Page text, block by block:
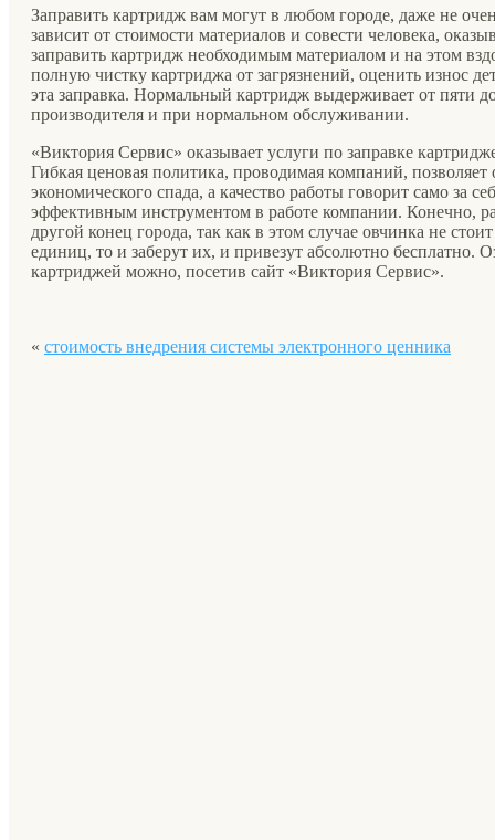
Заправить картридж вам могут в любом городе, даже не
зависит от стоимости материалов и совести человека,
заправить картридж необходимым материалом и на этом
полную чистку картриджа от загрязнений, оценить износ
эта заправка. Нормальный картридж выдерживает от пяти
производителя и при нормальном обслуживании.
«Виктория Сервис» оказывает услуги по заправке
Гибкая ценовая политика, проводимая компаний, позволяет
экономического спада, а качество работы говорит само за
эффективным инструментом в работе компании. Конечно,
другой конец города, так как в этом случае овчинка не
единиц, то и заберут их, и привезут абсолютно бесплатно.
картриджей можно, посетив сайт «Виктория Сервис».
« стоимость внедрения системы электронного ценника